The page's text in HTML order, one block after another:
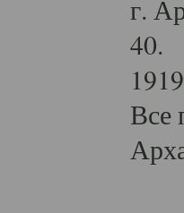
г.
40.
Все